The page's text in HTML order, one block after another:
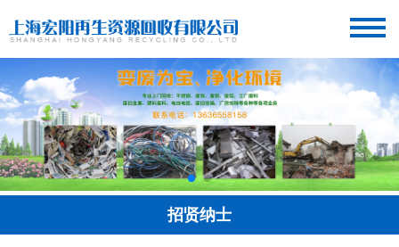
招贤纳士